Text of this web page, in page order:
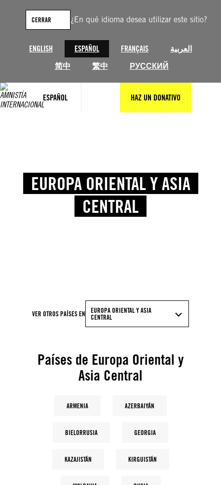
¿En qué idioma desea utilizar este sitio?
ENGLISH ESPAÑOL FRANÇAIS
العربية
简中
繁中 РУССКИЙ
CERRAR
ESPAÑOL HAZ UN DONATIVO
EUROPA ORIENTAL Y ASIA
CENTRAL
VER OTROS PAÍSES EN
EUROPA ORIENTAL Y ASIA
CENTRAL
Países de Europa Oriental y
Asia Central
ARMENIA AZERBAIYÁN
BIELORRUSIA GEORGIA
KAZAJISTÁN KIRGUISTÁN